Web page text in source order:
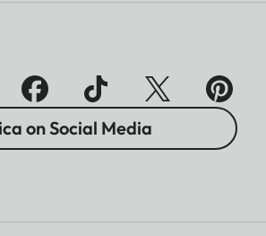
on Social Media